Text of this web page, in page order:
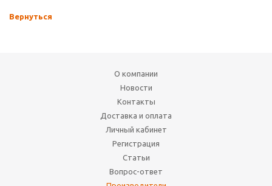
Вернуться
О компании
Новости
Контакты
Доставка и оплата
Личный кабинет
Регистрация
Статьи
Вопрос-ответ